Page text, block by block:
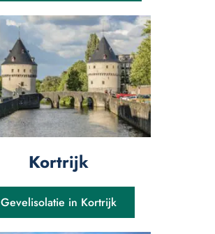
Kortrijk
Gevelisolatie in Kortrijk